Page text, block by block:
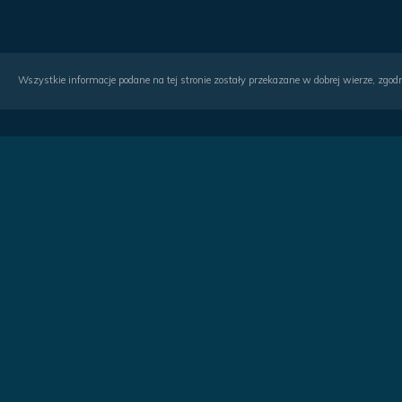
Wszystkie informacje podane na tej stronie zostały przekazane w dobrej wierze,